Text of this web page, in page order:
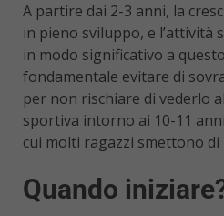
A partire dai 2-3 anni, la
in pieno sviluppo, e
in modo significativo a
fondamentale evitare di
per non rischiare di vederlo
sportiva intorno ai 10-11
cui molti ragazzi smettono
Quando